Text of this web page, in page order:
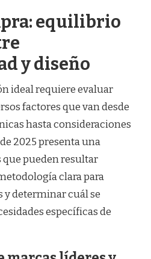
equilibrio
y diseño
ideal requiere evaluar
factores que van desde
hasta consideraciones
2025 presenta una
pueden resultar
clara para
determinar cuál se
específicas de